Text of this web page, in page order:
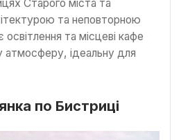
Старого міста та
та неповторною
та місцеві кафе
атмосферу, ідеальну для
по Бистриці